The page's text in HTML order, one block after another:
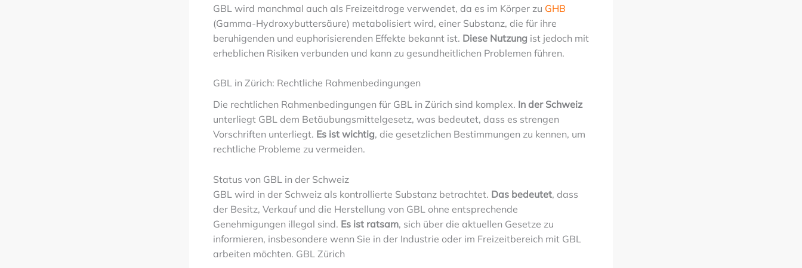
GBL wird manchmal auch als Freizeitdroge verwendet, da es im Körper zu GHB
(Gamma-Hydroxybuttersäure) metabolisiert wird, einer Substanz, die für ihre
beruhigenden und euphorisierenden Effekte bekannt ist. Diese Nutzung ist jedoch mit
erheblichen Risiken verbunden und kann zu gesundheitlichen Problemen führen.
GBL in Zürich: Rechtliche Rahmenbedingungen
Die rechtlichen Rahmenbedingungen für GBL in Zürich sind komplex. In der Schweiz
unterliegt GBL dem Betäubungsmittelgesetz, was bedeutet, dass es strengen
Vorschriften unterliegt. Es ist wichtig, die gesetzlichen Bestimmungen zu kennen, um
rechtliche Probleme zu vermeiden.
Status von GBL in der Schweiz
GBL wird in der Schweiz als kontrollierte Substanz betrachtet. Das bedeutet, dass
der Besitz, Verkauf und die Herstellung von GBL ohne entsprechende
Genehmigungen illegal sind. Es ist ratsam, sich über die aktuellen Gesetze zu
informieren, insbesondere wenn Sie in der Industrie oder im Freizeitbereich mit GBL
arbeiten möchten. GBL Zürich